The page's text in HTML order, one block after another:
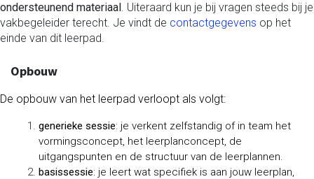
ondersteunend materiaal. Uiteraard kun je bij vragen steeds bij je
vakbegeleider terecht. Je vindt de contactgegevens op het
einde van dit leerpad.
Opbouw
De opbouw van het leerpad verloopt als volgt:
generieke sessie: je verkent zelfstandig of in team het
vormingsconcept, het leerplanconcept, de
uitgangspunten en de structuur van de leerplannen.
basissessie: je leert wat specifiek is aan jouw leerplan,
Handige links
Home
Onze website
Over ons
Onze blog